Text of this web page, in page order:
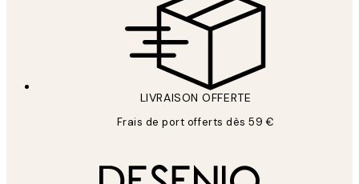
LIVRAISON OFFERTE
Frais de port offerts dès 59 €